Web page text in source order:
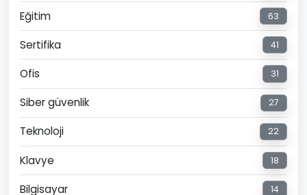
Eğitim 63
Sertifika 41
Ofis 31
Siber güvenlik 27
Teknoloji 22
Klavye 18
Bilgisayar 14